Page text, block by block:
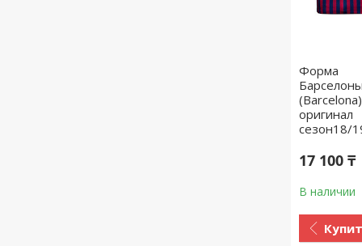
Форма
оригинал
сезон18/
17 100 ₸
В наличии